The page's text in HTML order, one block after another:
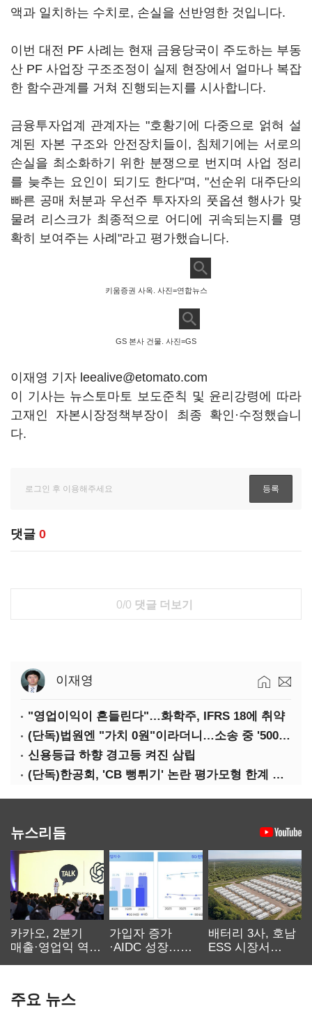
액과 일치하는 수치로, 손실을 선반영한 것입니다.
이번 대전 PF 사례는 현재 금융당국이 주도하는 부동
산 PF 사업장 구조조정이 실제 현장에서 얼마나 복잡
한 함수관계를 거쳐 진행되는지를 시사합니다.
금융투자업계 관계자는 "호황기에 다중으로 얽혀 설
계된 자본 구조와 안전장치들이, 침체기에는 서로의
손실을 최소화하기 위한 분쟁으로 번지며 사업 정리
를 늦추는 요인이 되기도 한다"며, "선순위 대주단의
빠른 공매 처분과 우선주 투자자의 풋옵션 행사가 맞
물려 리스크가 최종적으로 어디에 귀속되는지를 명
확히 보여주는 사례"라고 평가했습니다.
키움증권 사옥. 사진=연합뉴스
GS 본사 건물. 사진=GS
이재영 기자 leealive@etomato.com
이 기사는 뉴스토마토 보도준칙 및 윤리강령에 따라
고재인 자본시장정책부장이 최종 확인·수정했습니
다.
댓글 0
0/0 댓글 더보기
이재영
"영업이익이 흔들린다"…화학주, IFRS 18에 취약
(단독)법원엔 "가치 0원"이라더니…소송 중 '500원 유증' 강행한 라인게임즈
신용등급 하향 경고등 켜진 삼립
(단독)한공회, 'CB 뻥튀기' 논란 평가모형 한계 인정…당국 방관 속 장부 왜곡 수두룩
뉴스리듬
카카오, 2분기
매출·영업익 역대
가입자 증가
·AIDC 성장…
배터리 3사, 호남
ESS 시장서
주요 뉴스